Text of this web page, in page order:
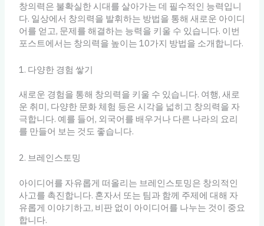
창의력은 불확실한 시대를 살아가는 데 필수적인 능력입니
다. 일상에서 창의력을 발휘하는 방법을 통해 새로운 아이디
어를 얻고, 문제를 해결하는 능력을 키울 수 있습니다. 이번
포스트에서는 창의력을 높이는 10가지 방법을 소개합니다.
1. 다양한 경험 쌓기
새로운 경험을 통해 창의력을 키울 수 있습니다. 여행, 새로
운 취미, 다양한 문화 체험 등은 시각을 넓히고 창의력을 자
극합니다. 예를 들어, 외국어를 배우거나 다른 나라의 요리
를 만들어 보는 것도 좋습니다.
2. 브레인스토밍
아이디어를 자유롭게 떠올리는 브레인스토밍은 창의적인
사고를 촉진합니다. 혼자서 또는 팀과 함께 주제에 대해 자
유롭게 이야기하고, 비판 없이 아이디어를 나누는 것이 중요
합니다.